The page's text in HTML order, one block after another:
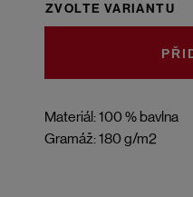
Materiál: 100 % bavlna
Gramáž: 180 g/m2
ZVOLTE VARIANTU